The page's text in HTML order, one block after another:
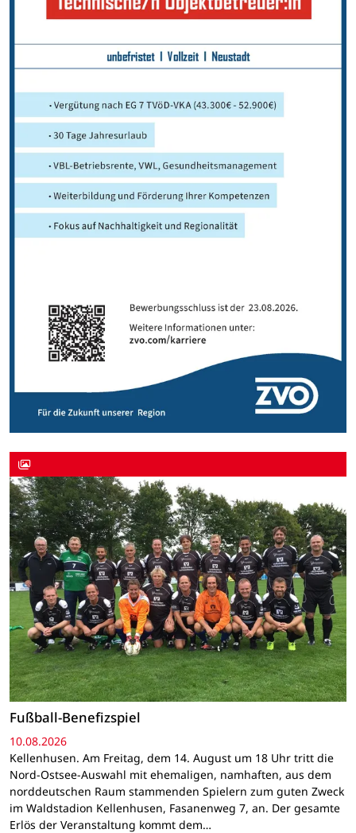
Fußball-Benefizspiel
10.08.2026
Kellenhusen. Am Freitag, dem 14. August um 18 Uhr tritt die
Nord-Ostsee-Auswahl mit ehemaligen, namhaften, aus dem
norddeutschen Raum stammenden Spielern zum guten Zweck
im Waldstadion Kellenhusen, Fasanenweg 7, an. Der gesamte
Erlös der Veranstaltung kommt dem…